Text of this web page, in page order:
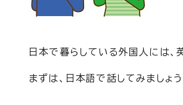
日本で暮らしている外国人には、
まずは、日本語で話してみましょう